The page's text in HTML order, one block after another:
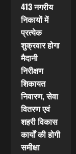
413 नगरीय
निकायों में
प्रत्येक
शुक्रवार होगा
मैदानी
निरीक्षण
शिकायत
निवारण, सेवा
वितरण एवं
शहरी विकास
कार्यों की होगी
समीक्षा